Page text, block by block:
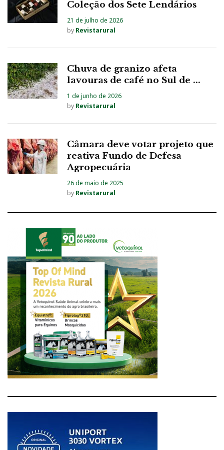
Coleção dos Sete Lendários
21 de julho de 2026
by Revistarural
Chuva de granizo afeta
lavouras de café no Sul de ...
1 de junho de 2026
by Revistarural
Câmara deve votar projeto que
reativa Fundo de Defesa
Agropecuária
26 de maio de 2025
by Revistarural